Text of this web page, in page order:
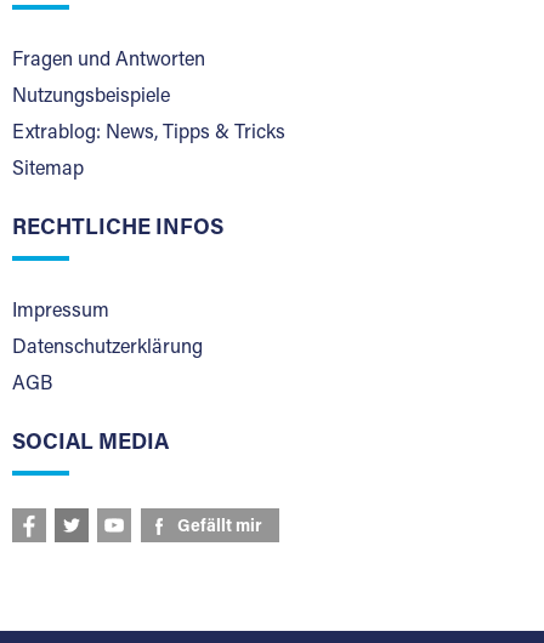
Fragen und Antworten
Nutzungsbeispiele
Extrablog: News, Tipps & Tricks
Sitemap
RECHTLICHE INFOS
Impressum
Datenschutzerklärung
AGB
SOCIAL MEDIA
Gefällt mir